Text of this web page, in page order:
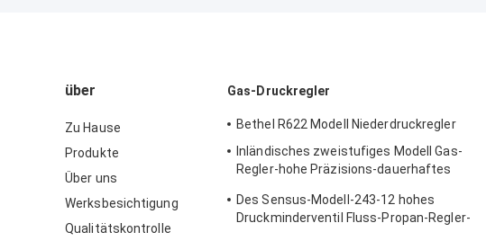
über
Zu Hause
Produkte
Über uns
Werksbesichtigung
Qualitätskontrolle
Gas-Druckregler
Bethel R622 Modell Niederdruckregler
Inländisches zweistufiges Modell Gas-
Regler-hohe Präzisions-dauerhaftes
Des Sensus-Modell-243-12 hohes
Druckminderventil Fluss-Propan-Regler-